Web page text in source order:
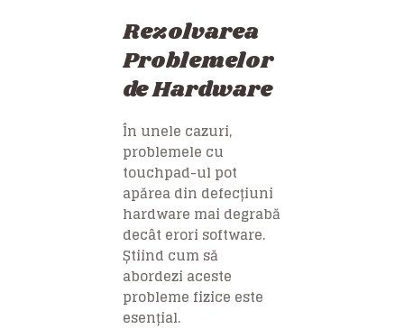
Rezolvarea
Problemelor
de Hardware
În unele cazuri,
problemele cu
touchpad-ul pot
apărea din defecțiuni
hardware mai degrabă
decât erori software.
Știind cum să
abordezi aceste
probleme fizice este
esențial.